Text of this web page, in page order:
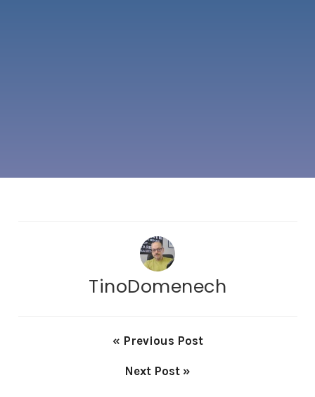
TinoDomenech
« Previous Post
Next Post »